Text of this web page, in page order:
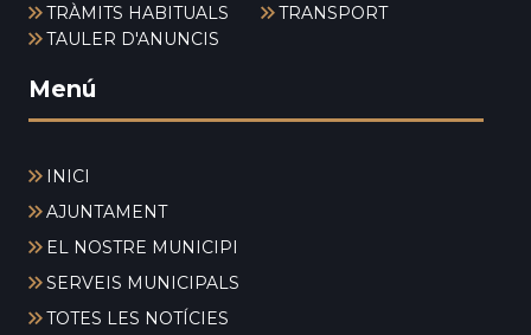
TRÀMITS HABITUALS
TRANSPORT
TAULER D'ANUNCIS
Menú
INICI
AJUNTAMENT
EL NOSTRE MUNICIPI
SERVEIS MUNICIPALS
TOTES LES NOTÍCIES